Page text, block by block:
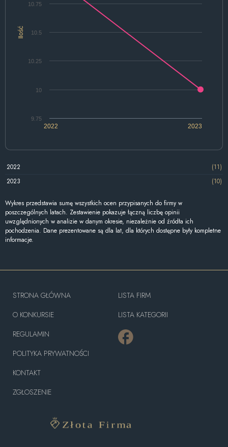
Ilość
2022 2023
9.75
10
10.25
10.5
10.75
2022
(11)
2023
(10)
Wykres przedstawia sumę wszystkich ocen przypisanych do firmy w
poszczególnych latach. Zestawienie pokazuje łączną liczbę opinii
uwzględnionych w analizie w danym okresie, niezależnie od źródła ich
pochodzenia. Dane prezentowane są dla lat, dla których dostępne były kompletne
informacje.
STRONA GŁÓWNA
O KONKURSIE
REGULAMIN
POLITYKA PRYWATNOŚCI
KONTAKT
ZGŁOSZENIE
LISTA FIRM
LISTA KATEGORII